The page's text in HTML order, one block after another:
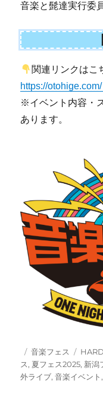
音楽と髭達実行委
関連リンクはこ
https://otohige.com/
※イベント内容・
あります。
投
稿
日:
カ
テ
ゴ
音楽フェス
タ
グ
ス, 夏フェス2025, 新潟
外ライブ,音楽イベント